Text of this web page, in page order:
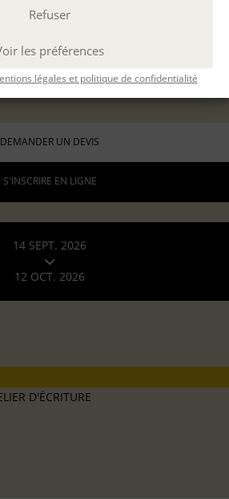
Refuser
les préférences
légales et politique de confidentialité
D'ÉCRITURE
DEMANDER UN DEVIS
S'INSCRIRE EN LIGNE
14 SEPT. 2026
12 OCT. 2026
D'ÉCRITURE